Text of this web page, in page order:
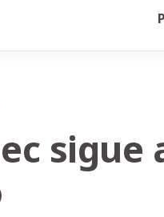
sigue